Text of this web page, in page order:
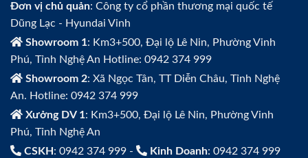
Đơn vị chủ quản: Công ty cổ phần thương mại quốc tế
Dũng Lạc - Hyundai Vinh
Showroom 1: Km3+500, Đại lộ Lê Nin, Phường Vinh
Phú, Tỉnh Nghệ An Hotline: 0942 374 999
Showroom 2: Xã Ngọc Tân, TT Diễn Châu, Tỉnh Nghệ
An. Hotline: 0942 374 999
Xưởng DV 1: Km3+500, Đại lộ Lê Nin, Phường Vinh
Phú, Tỉnh Nghệ An
CSKH : 0942 374 999 - Kinh Doanh: 0942 374 999